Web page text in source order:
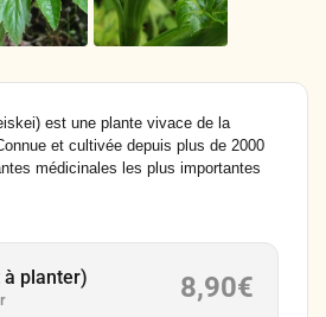
est une plante vivace de la
et cultivée depuis plus de 2000
médicinales les plus importantes
chinoise. On lui attribue
à planter) 8,90€